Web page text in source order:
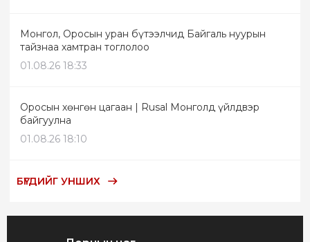
Монгол, Оросын уран бүтээлчид Байгаль нуурын
тайзнаа хамтран тоглолоо
01.08.26 18:33
Оросын хөнгөн цагаан | Rusal Монголд үйлдвэр
байгуулна
01.08.26 18:10
БҮГДИЙГ УНШИХ